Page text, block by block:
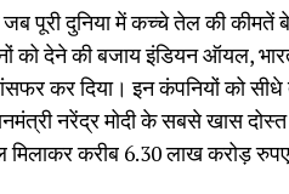
जब पूरी दुनिया में कच्चे तेल की
को देने की बजाय इंडियन ऑयल,
कर दिया। इन कंपनियों को
नरेंद्र मोदी के सबसे खास
करीब 6.30 लाख करोड़